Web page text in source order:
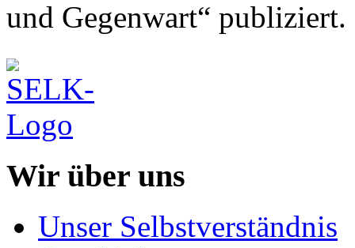
und Gegenwart“ publiziert.
Wir über uns
Unser Selbstverständnis